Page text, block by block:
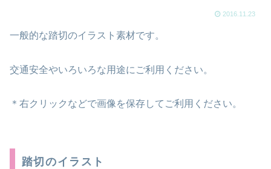
2016.11.23
一般的な踏切のイラスト素材です。
交通安全やいろいろな用途にご利用ください。
＊右クリックなどで画像を保存してご利用ください。
踏切のイラスト